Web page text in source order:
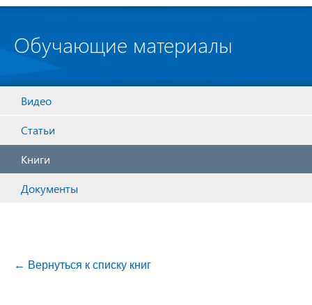
Обучающие материалы
Видео
Статьи
Книги
Документы
← Вернуться к списку книг